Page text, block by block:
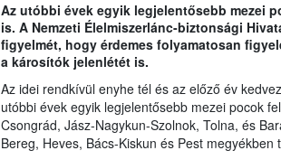
Az utóbbi évek egyik legjelentősebb mezei
is. A Nemzeti Élelmiszerlánc-biztonsági
figyelmét, hogy érdemes folyamatosan
a károsítók jelenlétét is.
Az idei rendkívül enyhe tél és az előző év
utóbbi évek egyik legjelentősebb mezei pocok
Csongrád, Jász-Nagykun-Szolnok, Tolna, és
Bereg, Heves, Bács-Kiskun és Pest